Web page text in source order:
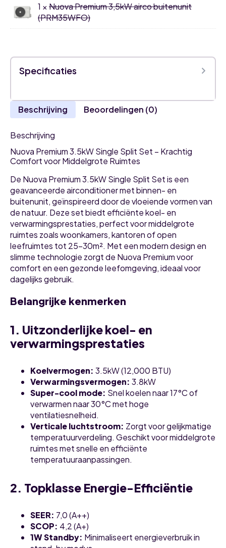
1 ×Nuova Premium 3,5kW airco buitenunit
(PRM35WFO)
Specificaties
Beschrijving Beoordelingen (0)
Beschrijving
Nuova Premium 3.5kW Single Split Set – Krachtig
Comfort voor Middelgrote Ruimtes
De Nuova Premium 3.5kW Single Split Set is een
geavanceerde airconditioner met binnen- en
buitenunit, geïnspireerd door de vloeiende vormen van
de natuur. Deze set biedt efficiënte koel- en
verwarmingsprestaties, perfect voor middelgrote
ruimtes zoals woonkamers, kantoren of open
leefruimtes tot 25-30m². Met een modern design en
slimme technologie zorgt de Nuova Premium voor
comfort en een gezonde leefomgeving, ideaal voor
dagelijks gebruik.
Belangrijke kenmerken
1. Uitzonderlijke koel- en
verwarmingsprestaties
Koelvermogen: 3.5kW (12,000 BTU)
Verwarmingsvermogen: 3.8kW
Super-cool mode: Snel koelen naar 17°C of
verwarmen naar 30°C met hoge
ventilatiesnelheid.
Verticale luchtstroom: Zorgt voor gelijkmatige
temperatuurverdeling. Geschikt voor middelgrote
ruimtes met snelle en efficiënte
temperatuuraanpassingen.
2. Topklasse Energie-Efficiëntie
SEER: 7,0 (A++)
SCOP: 4,2 (A+)
1W Standby: Minimaliseert energieverbruik in